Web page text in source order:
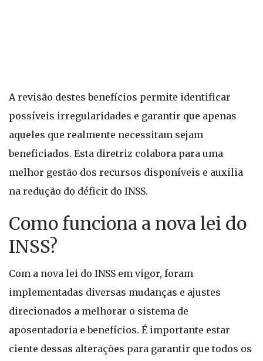
A revisão destes benefícios permite identificar
possíveis irregularidades e garantir que apenas
aqueles que realmente necessitam sejam
beneficiados. Esta diretriz colabora para uma
melhor gestão dos recursos disponíveis e auxilia
na redução do déficit do INSS.
Como funciona a nova lei do
INSS?
Com a nova lei do INSS em vigor, foram
implementadas diversas mudanças e ajustes
direcionados a melhorar o sistema de
aposentadoria e benefícios. É importante estar
ciente dessas alterações para garantir que todos os